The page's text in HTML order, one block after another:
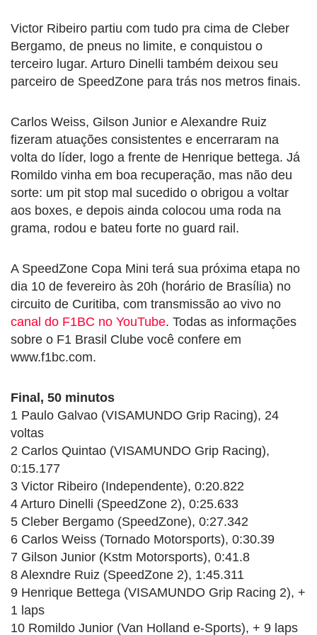
Victor Ribeiro partiu com tudo pra cima de Cleber
Bergamo, de pneus no limite, e conquistou o
terceiro lugar. Arturo Dinelli também deixou seu
parceiro de SpeedZone para trás nos metros finais.
Carlos Weiss, Gilson Junior e Alexandre Ruiz
fizeram atuações consistentes e encerraram na
volta do líder, logo a frente de Henrique bettega. Já
Romildo vinha em boa recuperação, mas não deu
sorte: um pit stop mal sucedido o obrigou a voltar
aos boxes, e depois ainda colocou uma roda na
grama, rodou e bateu forte no guard rail.
A SpeedZone Copa Mini terá sua próxima etapa no
dia 10 de fevereiro às 20h (horário de Brasília) no
circuito de Curitiba, com transmissão ao vivo no
canal do F1BC no YouTube. Todas as informações
sobre o F1 Brasil Clube você confere em
www.f1bc.com.
Final, 50 minutos
1 Paulo Galvao (VISAMUNDO Grip Racing), 24
voltas
2 Carlos Quintao (VISAMUNDO Grip Racing),
0:15.177
3 Victor Ribeiro (Independente), 0:20.822
4 Arturo Dinelli (SpeedZone 2), 0:25.633
5 Cleber Bergamo (SpeedZone), 0:27.342
6 Carlos Weiss (Tornado Motorsports), 0:30.39
7 Gilson Junior (Kstm Motorsports), 0:41.8
8 Alexndre Ruiz (SpeedZone 2), 1:45.311
9 Henrique Bettega (VISAMUNDO Grip Racing 2), +
1 laps
10 Romildo Junior (Van Holland e-Sports), + 9 laps